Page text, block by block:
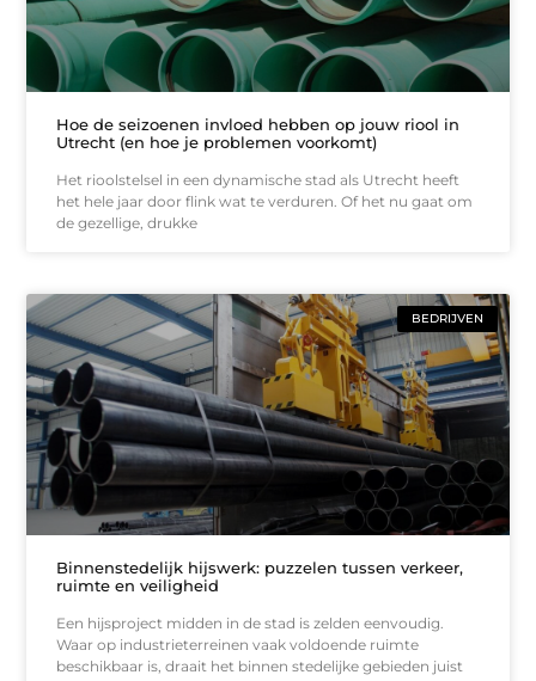
Hoe de seizoenen invloed hebben op jouw riool in
Utrecht (en hoe je problemen voorkomt)
Het rioolstelsel in een dynamische stad als Utrecht heeft
het hele jaar door flink wat te verduren. Of het nu gaat om
de gezellige, drukke
BEDRIJVEN
Binnenstedelijk hijswerk: puzzelen tussen verkeer,
ruimte en veiligheid
Een hijsproject midden in de stad is zelden eenvoudig.
Waar op industrieterreinen vaak voldoende ruimte
beschikbaar is, draait het binnen stedelijke gebieden juist